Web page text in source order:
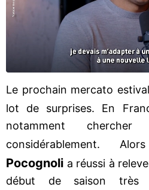
Le prochain mercato
lot de surprises. En
notamment
considérablement.
Pocognoli a réussi à
début de saison très